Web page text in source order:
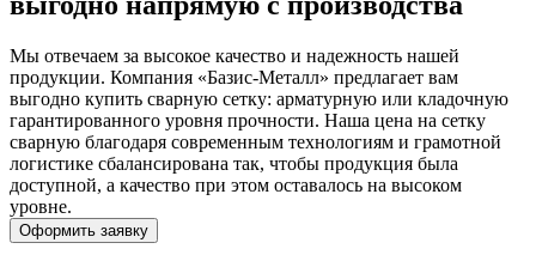
Мы отвечаем за высокое качество и надежность нашей
продукции. Компания «Базис-Металл» предлагает вам
выгодно купить сварную сетку: арматурную или кладочную
гарантированного уровня прочности. Наша цена на сетку
сварную благодаря современным технологиям и грамотной
логистике сбалансирована так, чтобы продукция была
доступной, а качество при этом оставалось на высоком
уровне.
Оформить заявку